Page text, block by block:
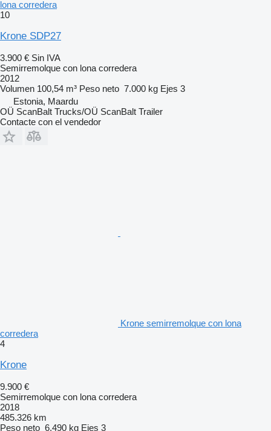
lona corredera
10
Krone SDP27
3.900 € Sin IVA
Semirremolque con lona corredera
2012
Volumen 100,54 m³ Peso neto 7.000 kg Ejes 3
Estonia, Maardu
OÜ ScanBalt Trucks/OÜ ScanBalt Trailer
Contacte con el vendedor
Krone semirremolque con lona
corredera
4
Krone
9.900 €
Semirremolque con lona corredera
2018
485.326 km
Peso neto 6.490 kg Ejes 3